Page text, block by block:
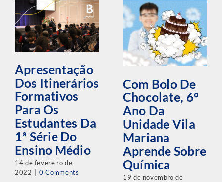
Apresentação
Dos Itinerários
Formativos
Para Os
Estudantes Da
1ª Série Do
Ensino Médio
14 de fevereiro de
2022
0 Comments
Com Bolo De
Chocolate, 6º
Ano Da
Unidade Vila
Mariana
Aprende Sobre
Química
19 de novembro de